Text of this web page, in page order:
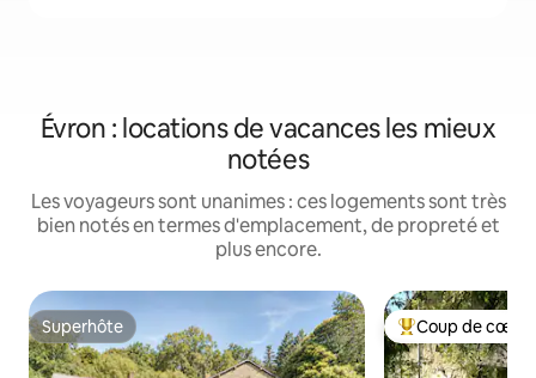
Évron : locations de vacances les mieux
notées
Les voyageurs sont unanimes : ces logements sont très
bien notés en termes d'emplacement, de propreté et
plus encore.
Superhôte
Superhôte Coups de cœur
Coup de cœur